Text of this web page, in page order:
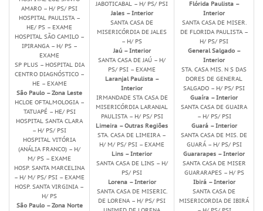
AMARO – H/ PS/ PSI
HOSPITAL PAULISTA –
HE/ PS – EXAME
HOSPITAL SÃO CAMILO –
IPIRANGA – H/ PS –
EXAME
SP PLUS – HOSPITAL DIA
CENTRO DIAGNÓSTICO –
HE – EXAME
São Paulo – Zona Leste
HCLOE OFTALMOLOGIA –
TATUAPÉ – HE/ PSI
HOSPITAL SANTA CLARA
– H/ PS/ PSI
HOSPITAL VITÓRIA
(ANÁLIA FRANCO) – H/
M/ PS – EXAME
HOSP. SANTA MARCELINA
– H/ M/ PS/ PSI – EXAME
HOSP. SANTA VIRGINIA –
H/ PS
São Paulo – Zona Norte
JABOTICABAL – H/ PS/ PSI
Jales – Interior
SANTA CASA DE
MISERICÓRDIA DE JALES
– H/ PS
Jaú – Interior
SANTA CASA DE JAÚ – H/
PS/ PSI – EXAME
Laranjal Paulista –
Interior
IRMANDADE STA CASA DE
MISERICÓRDIA LARANJAL
PAULISTA – H/ PS/ PSI
Limeira – Outras Regiões
STA. CASA DE LIMEIRA –
H/ M/ PS/ PSI – EXAME
Lins – Interior
SANTA CASA DE LINS – H/
PS/ PSI
Lorena – Interior
SANTA CASA DE MISERIC.
DE LORENA – H/ PS/ PSI
Flórida Paulista –
Interior
SANTA CASA DE MISER.
DE FLORIDA PAULISTA –
H/ PS/ PSI
General Salgado –
Interior
STA. CASA MIS. N S DAS
DORES DE GENERAL
SALGADO – H/ PS/ PSI
Guaíra – Interior
SANTA CASA DE GUAIRA
– H/ PS/ PSI
Guará – Interior
SANTA CASA DE MIS. DE
GUARÁ – H/ PS/ PSI
Guararapes – Interior
SANTA CASA DE MISER
GUARARAPES – H/ PS
Ibirá – Interior
SANTA CASA DE
MISERICORDIA DE IBIRÁ